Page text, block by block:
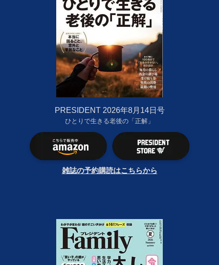
PRESIDENT 2026年8月14日号
ひとりで生きる老後の「正解」
雑誌の予約購読はこちらから